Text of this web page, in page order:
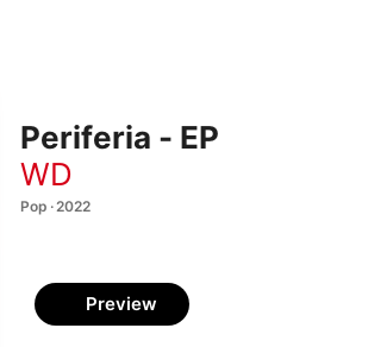
Periferia - EP
WD
Pop · 2022
Preview